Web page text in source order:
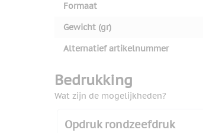
Formaat
Gewicht (gr)
Alternatief artikelnummer
Bedrukking
Wat zijn de mogelijkheden?
Opdruk rondzeefdruk